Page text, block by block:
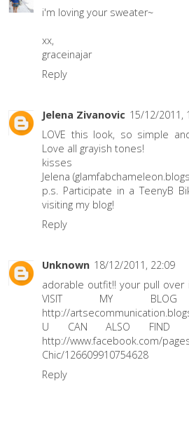
i'm loving your sweater~
xx,
graceinajar
Reply
Jelena Zivanovic 15/12/2011,
LOVE this look, so simple
Love all grayish tones!
kisses
Jelena
p.s. Participate in a TeenyB
visiting my blog!
Reply
Unknown 18/12/2011, 22:09
adorable outfit!! your pull over
VISIT MY BLOG
http://
U CAN ALSO FIND
http://www.facebook.com/
Chic/126609910754628
Reply